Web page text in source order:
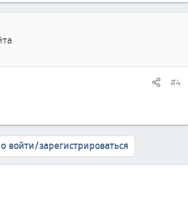
#4
войти/зарегистрироваться